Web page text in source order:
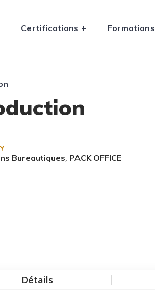
Certifications Formations
Bureautiques, PACK OFFICE
Détails